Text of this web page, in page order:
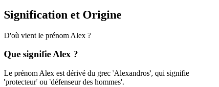
Signification et Origine
D'où vient le prénom Alex ?
Que signifieAlex ?
Le prénom Alex est dérivé du grec 'Alexandros', qui signifie
'protecteur' ou 'défenseur des hommes'.